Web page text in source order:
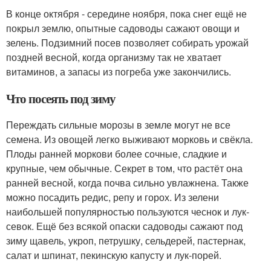
В конце октября - середине ноября, пока снег ещё не
покрыл землю, опытные садоводы сажают овощи и
зелень. Подзимний посев позволяет собирать урожай
поздней весной, когда организму так не хватает
витаминов, а запасы из погреба уже закончились.
Что посеять под зиму
Переждать сильные морозы в земле могут не все
семена. Из овощей легко выживают морковь и свёкла.
Плоды ранней моркови более сочные, сладкие и
крупные, чем обычные. Секрет в том, что растёт она
ранней весной, когда почва сильно увлажнена. Также
можно посадить редис, репу и горох. Из зелени
наибольшей популярностью пользуются чеснок и лук-
севок. Ещё без всякой опаски садоводы сажают под
зиму щавель, укроп, петрушку, сельдерей, пастернак,
салат и шпинат, пекинскую капусту и лук-порей.